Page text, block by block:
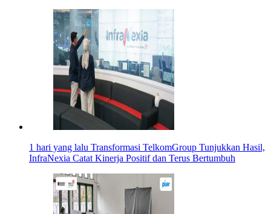
1 hari yang lalu Transformasi TelkomGroup Tunjukkan Hasil,
InfraNexia Catat Kinerja Positif dan Terus Bertumbuh